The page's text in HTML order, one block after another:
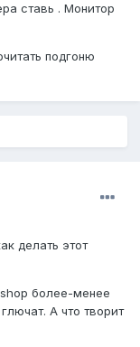
ставь . Монитор
подгоню
делать этот
более-менее
А что творит